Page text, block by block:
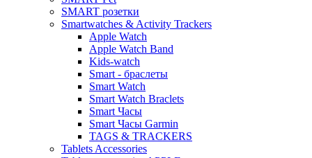
SMART розетки
Smartwatches & Activity Trackers
Apple Watch
Apple Watch Band
Kids-watch
Smart - браслеты
Smart Watch
Smart Watch Braclets
Smart Часы
Smart Часы Garmin
TAGS & TRACKERS
Tablets Accessories